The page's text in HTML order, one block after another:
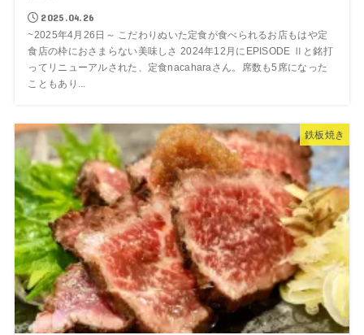
2025.04.26
~2025年4月26日～ こだわりぬいた定食が食べられるお店もはや定
食店の枠におさまらない美味しさ 2024年12月にEPISODE Ⅱと銘打
ってリニューアルされた、定食nacaharaさん。席数も5席になった
こともあり...
鉄板焼き